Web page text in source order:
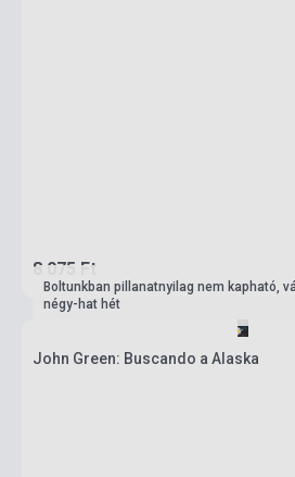
8 075 Ft
Boltunkban pillanatnyilag nem kapható,
négy-hat hét
John Green: Buscando a Alaska